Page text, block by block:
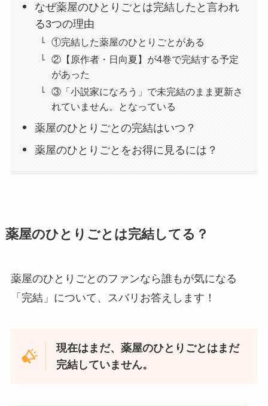
なぜ薬屋のひとりごとは完結したと言われ
る3つの理由
①完結した薬屋のひとりごとがある
②【原作者・日向夏】が4巻で完結する予定
があった
③「小説家になろう」で未完結のまま更新さ
れていません。となっている
薬屋のひとりごとの完結はいつ？
薬屋のひとりごとをお得に見るには？
薬屋のひとりごとは完結してる？
薬屋のひとりごとのファンなら誰もが気になる
「完結」について、スバリお答えします！
現在はまだ、薬屋のひとりごとはまだ
完結していません。